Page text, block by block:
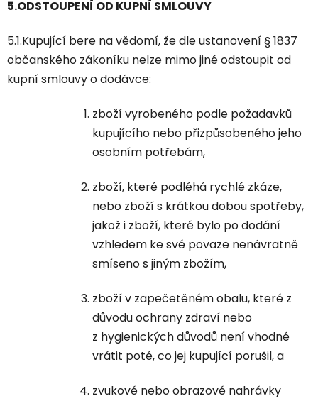
5.ODSTOUPENÍ OD KUPNÍ SMLOUVY
5.1.Kupující bere na vědomí, že dle ustanovení § 1837
občanského zákoníku nelze mimo jiné odstoupit od
kupní smlouvy o dodávce:
zboží vyrobeného podle požadavků
kupujícího nebo přizpůsobeného jeho
osobním potřebám,
zboží, které podléhá rychlé zkáze,
nebo zboží s krátkou dobou spotřeby,
jakož i zboží, které bylo po dodání
vzhledem ke své povaze nenávratně
smíseno s jiným zbožím,
zboží v zapečetěném obalu, které z
důvodu ochrany zdraví nebo
z hygienických důvodů není vhodné
vrátit poté, co jej kupující porušil, a
zvukové nebo obrazové nahrávky